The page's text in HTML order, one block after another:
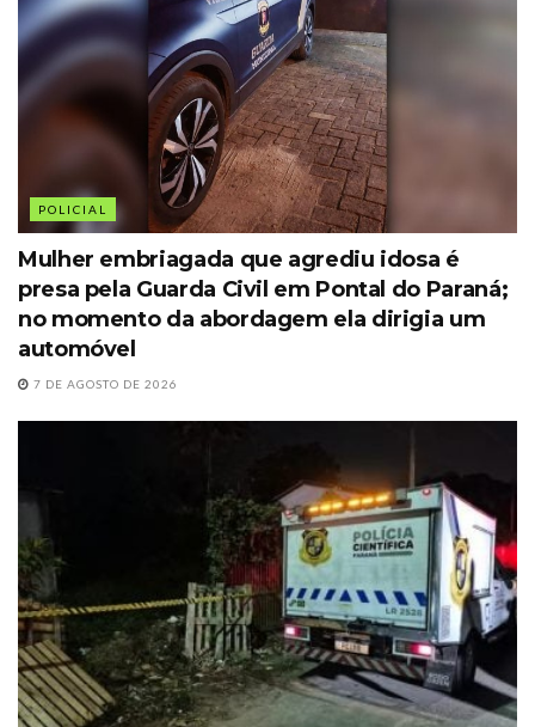
POLICIAL
Mulher embriagada que agrediu idosa é
presa pela Guarda Civil em Pontal do Paraná;
no momento da abordagem ela dirigia um
automóvel
7 DE AGOSTO DE 2026